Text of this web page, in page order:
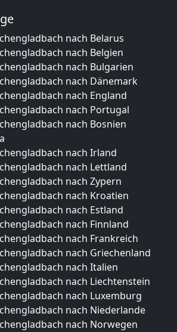
nach Belarus
nach Belgien
nach Bulgarien
nach Dänemark
nach England
nach Portugal
nach Bosnien
nach Irland
nach Lettland
nach Zypern
nach Kroatien
nach Estland
nach Finnland
nach Frankreich
nach Griechenland
nach Italien
nach Liechtenstein
nach Luxemburg
nach Niederlande
nach Norwegen